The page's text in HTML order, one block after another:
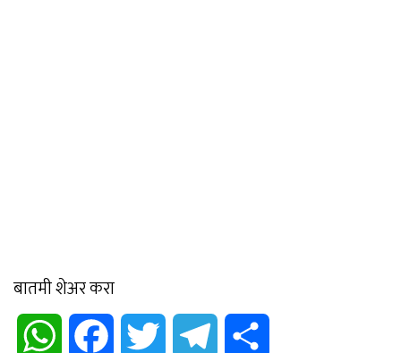
बातमी शेअर करा
WhatsApp Facebook Twitter Telegram